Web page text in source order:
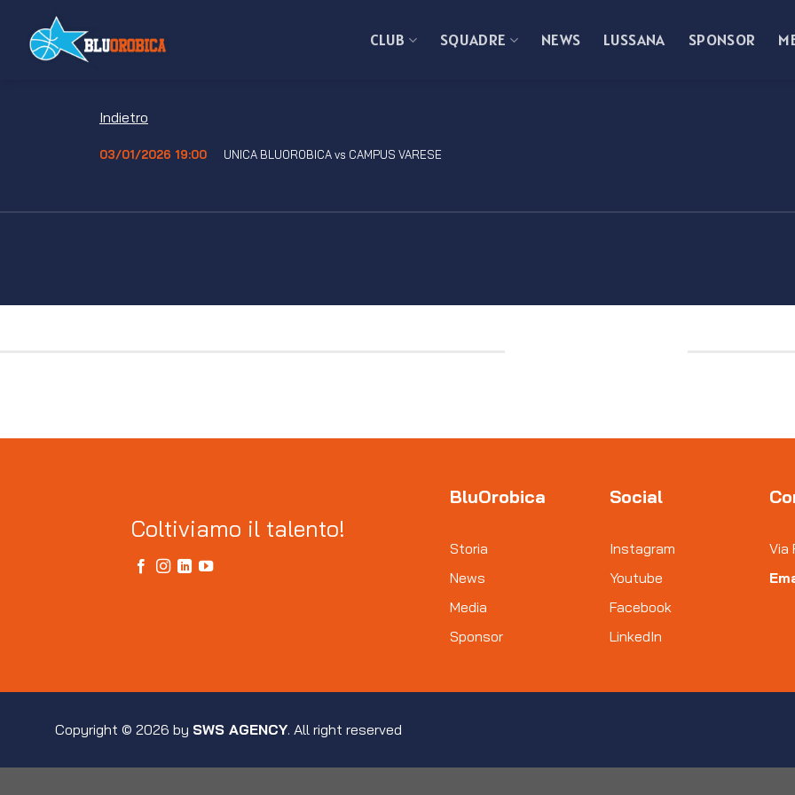
contenuti
CLUB SQUADRE NEWS LUSSANA SPONSOR
Indietro
03/01/2026 19:00 UNICA BLUOROBICA vs CAMPUS VARESE
Coltiviamo il talento!
BluOrobica
Storia
News
Media
Sponsor
Social
Instagram
Youtube
Facebook
LinkedIn
Via
Copyright © 2026 by SWS AGENCY. All right reserved